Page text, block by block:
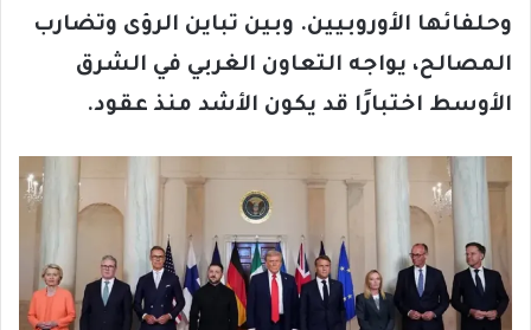
وحلفائها الأوروبيين. وبين تباين الرؤى وتضارب
المصالح، يواجه التعاون الغربي في الشرق
الأوسط اختبارًا قد يكون الأشد منذ عقود.